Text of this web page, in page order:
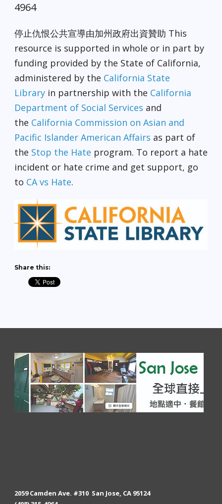
4964
停止仇恨公共宣導由加州政府出資贊助 This
resource is supported in whole or in part by
funding provided by the State of California,
administered by the California State
Library in partnership with the California
Department of Social Services and
the California Commission on Asian and
Pacific Islander American Affairs as part of
the Stop the Hate program. To report a hate
incident or hate crime and get support, go
to CA vs Hate.
Share this:
2059 Camden Ave. #310 San Jose, CA 95124